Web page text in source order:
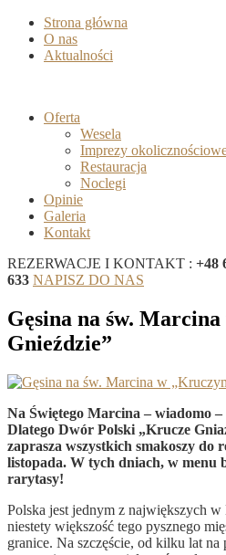
Strona główna
O nas
Aktualności
Oferta
Wesela
Imprezy
Restauracja
Noclegi
Opinie
Galeria
Kontakt
REZERWACJE I KONTAKT : +48
633 NAPISZ DO NAS
Gęsina na św.
Gnieździe”
Na Świętego Marcina – wiadomo –
Dlatego Dwór Polski „Krucze
zaprasza wszystkich smakoszy do
listopada. W tych dniach, w menu
rarytasy!
Polska jest jednym z największych
niestety większość tego pysznego
granice. Na szczęście, od kilku lat na